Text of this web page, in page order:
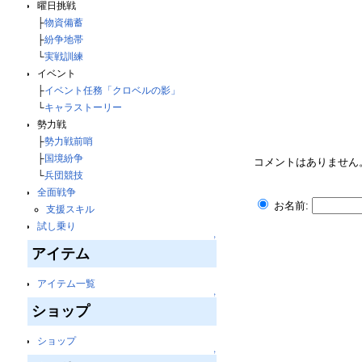
曜日挑戦
├物資備蓄
├紛争地帯
└実戦訓練
イベント
├イベント任務「クロベルの影」
└キャラストーリー
勢力戦
├勢力戦前哨
├国境紛争
└兵団競技
全面戦争
支援スキル
試し乗り
↑
アイテム
アイテム一覧
↑
ショップ
ショップ
↑
コメントはありません
お名前: